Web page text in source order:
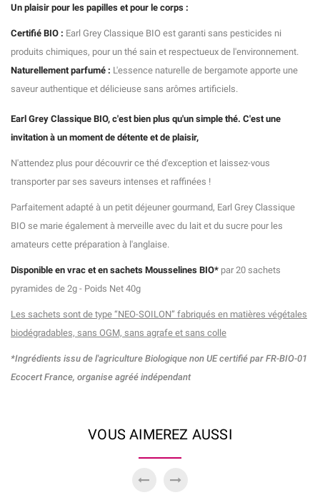
Un plaisir pour les papilles et pour le corps :
Certifié BIO : Earl Grey Classique BIO est garanti sans pesticides ni
produits chimiques, pour un thé sain et respectueux de l'environnement.
Naturellement parfumé : L'essence naturelle de bergamote apporte une
saveur authentique et délicieuse sans arômes artificiels.
Earl Grey Classique BIO, c'est bien plus qu'un simple thé. C'est une
invitation à un moment de détente et de plaisir,
N'attendez plus pour découvrir ce thé d'exception et laissez-vous
transporter par ses saveurs intenses et raffinées !
Parfaitement adapté à un petit déjeuner gourmand, Earl Grey Classique
BIO se marie également à merveille avec du lait et du sucre pour les
amateurs cette préparation à l'anglaise.
Disponible en vrac et en sachets Mousselines BIO* par 20 sachets
pyramides de 2g - Poids Net 40g
Les sachets sont de type “NEO-SOILON” fabriqués en matières végétales
biodégradables, sans OGM, sans agrafe et sans colle
*Ingrédients issu de l'agriculture Biologique non UE certifié par FR-BIO-01
Ecocert France, organise agréé indépendant
VOUS AIMEREZ AUSSI